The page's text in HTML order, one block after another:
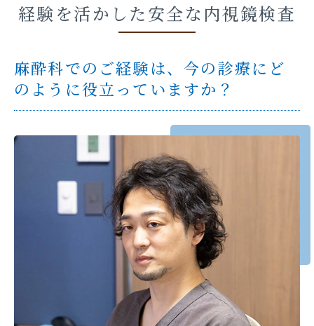
経験を活かした安全な内視鏡検査
麻酔科でのご経験は、今の診療にど
のように役立っていますか？